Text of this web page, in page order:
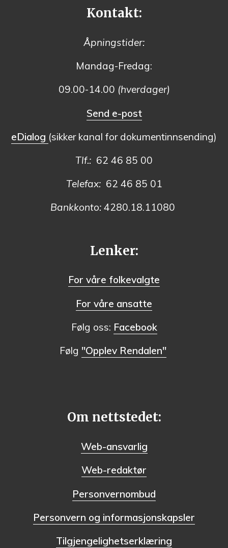
Kontakt:
Åpningstider:
Mandag-Fredag:
09.00-14.00 (hverdager)
Send e-post
eDialog (sikker kanal for dokumentinnsending)
Tlf.: 62 46 85 00
Telefax:62 46 85 01
Bankkonto: 4280.18.11080
Lenker:
For våre folkevalgte
For våre ansatte
Følg oss: Facebook
Følg "Opplev Rendalen"
Om nettstedet:
Web-ansvarlig
Web-redaktør
Personvernombud
Personvern og informasjonskapsler
Tilgjengelighetserklæring